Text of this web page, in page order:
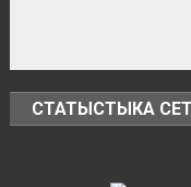
СТАТЫСТЫКА